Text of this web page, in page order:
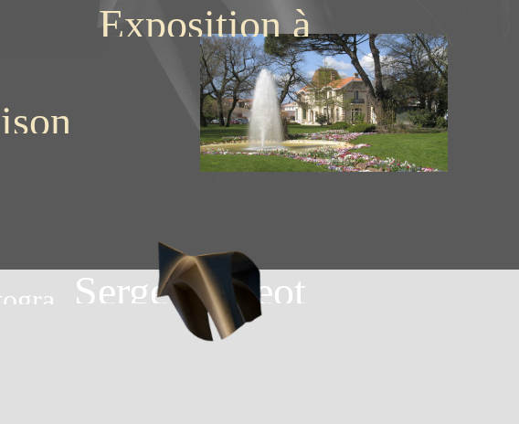
Serge Fargeot
Exposition à
ANDERNOS